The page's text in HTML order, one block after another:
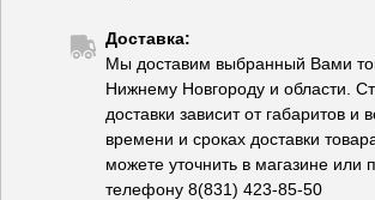
Доставка:
Мы доставим выбранный Вами
Нижнему Новгороду и области.
доставки зависит от габаритов и
времени и сроках доставки
можете уточнить в магазине или
телефону 8(831) 423-85-50